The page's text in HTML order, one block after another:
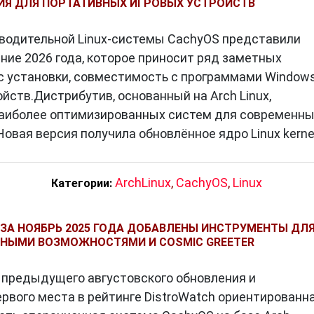
ДЛЯ ПОРТАТИВНЫХ ИГРОВЫХ УСТРОЙСТВ
Linux-системы CachyOS представили
2026 года, которое приносит ряд заметных
установки, совместимость с программами
основанный на Arch Linux,
оптимизированных систем для
версия получила обновлённое ядро Linux
Категории: ArchLinux, CachyOS, Linux
ЗА НОЯБРЬ 2025 ГОДА ДОБАВЛЕНЫ ИНСТРУМЕНТЫ
ВОЗМОЖНОСТЯМИ И COSMIC GREETER
августовского обновления и
места в рейтинге DistroWatch